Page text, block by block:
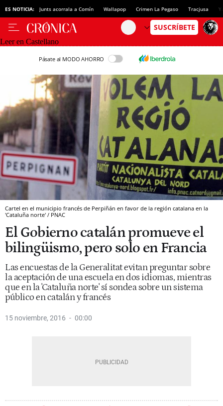
ES NOTICIA: Junts acorrala a Comín Wallapop Crimen La Pegaso Tracjusa
Leer en Castellano
Pásate al MODO AHORRO
Cartel en el municipio francés de Perpiñán en favor de la región catalana en la
'Cataluña norte' / PNAC
El Gobierno catalán promueve el
bilingüismo, pero solo en Francia
Las encuestas de la Generalitat evitan preguntar sobre
la aceptación de una escuela en dos idiomas, mientras
que en la 'Cataluña norte' sí sondea sobre un sistema
público en catalán y francés
15 noviembre, 2016 00:00